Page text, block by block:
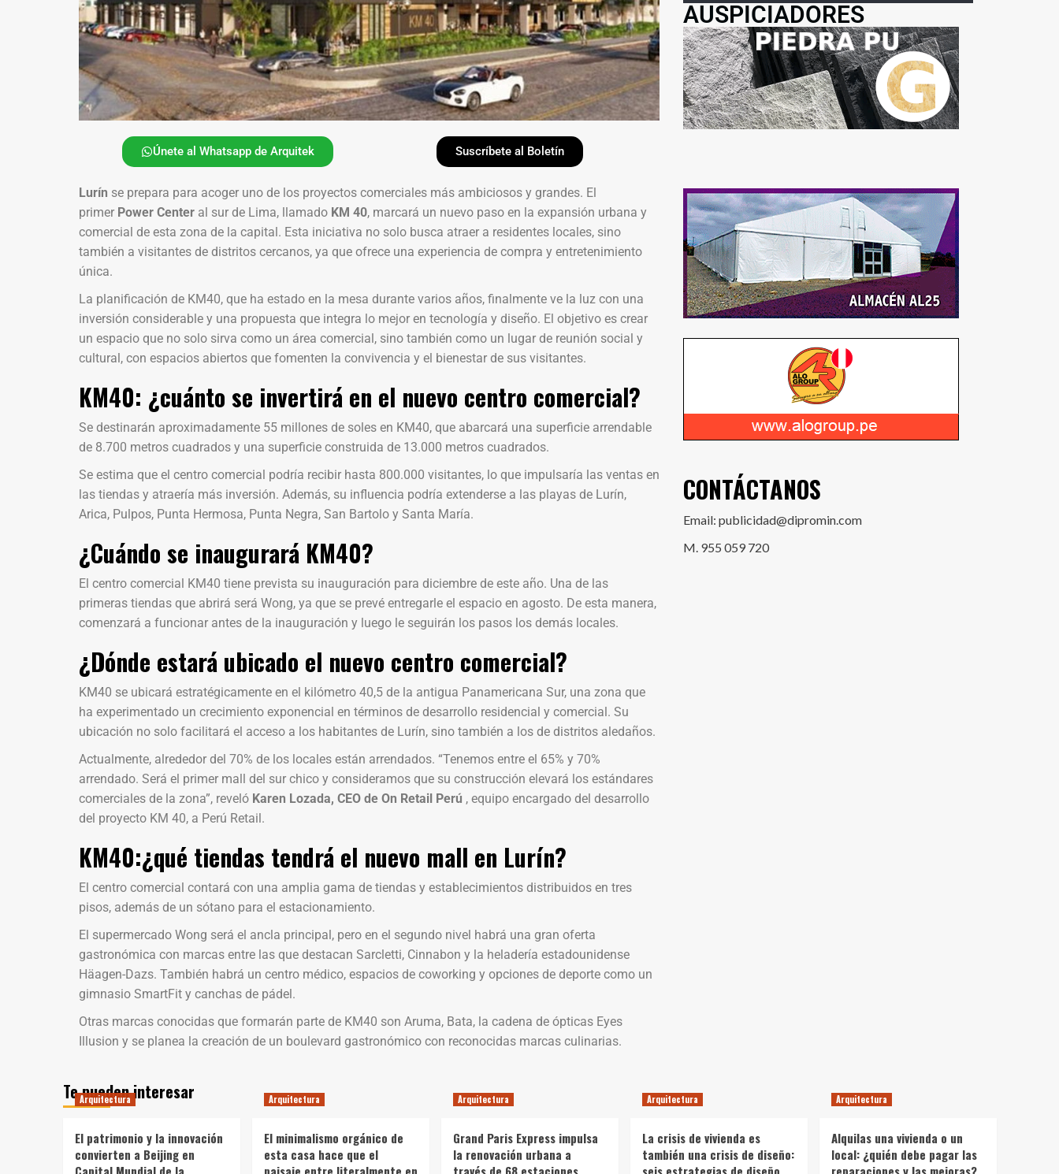
Únete al Whatsapp de Arquitek Suscríbete al Boletín
Lurín se prepara para acoger uno de los proyectos comerciales más ambiciosos y grandes. El
primer Power Centeral sur de Lima, llamado KM 40, marcará un nuevo paso en la expansión urbana y
comercial de esta zona de la capital. Esta iniciativa no solo busca atraer a residentes locales, sino
también a visitantes de distritos cercanos, ya que ofrece una experiencia de compra y entretenimiento
única.
La planificación de KM40, que ha estado en la mesa durante varios años, finalmente ve la luz con una
inversión considerable y una propuesta que integra lo mejor en tecnología y diseño. El objetivo es crear
un espacio que no solo sirva como un área comercial, sino también como un lugar de reunión social y
cultural, con espacios abiertos que fomenten la convivencia y el bienestar de sus visitantes.
KM40: ¿cuánto se invertirá en el nuevo centro comercial?
Se destinarán aproximadamente 55 millones de soles en KM40, que abarcará una superficie arrendable
de 8.700 metros cuadrados y una superficie construida de 13.000 metros cuadrados.
Se estima que el centro comercial podría recibir hasta 800.000 visitantes, lo que impulsaría las ventas en
las tiendas y atraería más inversión. Además, su influencia podría extenderse a las playas de Lurín,
Arica, Pulpos, Punta Hermosa, Punta Negra, San Bartolo y Santa María.
¿Cuándo se inaugurará KM40?
El centro comercial KM40 tiene prevista su inauguración para diciembre de este año. Una de las
primeras tiendas que abrirá será Wong, ya que se prevé entregarle el espacio en agosto. De esta manera,
comenzará a funcionar antes de la inauguración y luego le seguirán los pasos los demás locales.
¿Dónde estará ubicado el nuevo centro comercial?
KM40 se ubicará estratégicamente en el kilómetro 40,5 de la antigua Panamericana Sur, una zona que
ha experimentado un crecimiento exponencial en términos de desarrollo residencial y comercial. Su
ubicación no solo facilitará el acceso a los habitantes de Lurín, sino también a los de distritos aledaños.
Actualmente, alrededor del 70% de los locales están arrendados. “Tenemos entre el 65% y 70%
arrendado. Será el primer mall del sur chico y consideramos que su construcción elevará los estándares
comerciales de la zona”, reveló Karen Lozada, CEO de On Retail Perú , equipo encargado del desarrollo
del proyecto KM 40, a Perú Retail.
KM40:¿qué tiendas tendrá el nuevo mall en Lurín?
El centro comercial contará con una amplia gama de tiendas y establecimientos distribuidos en tres
pisos, además de un sótano para el estacionamiento.
El supermercado Wong será el ancla principal, pero en el segundo nivel habrá una gran oferta
gastronómica con marcas entre las que destacan Sarcletti, Cinnabon y la heladería estadounidense
Häagen-Dazs. También habrá un centro médico, espacios de coworking y opciones de deporte como un
gimnasio SmartFit y canchas de pádel.
Otras marcas conocidas que formarán parte de KM40 son Aruma, Bata, la cadena de ópticas Eyes
Illusion y se planea la creación de un boulevard gastronómico con reconocidas marcas culinarias.
AUSPICIADORES
CONTÁCTANOS
Email: publicidad@dipromin.com
M. 955 059 720
Te pueden interesar
Arquitectura
El patrimonio y la innovación
convierten a Beijing en
Arquitectura
El minimalismo orgánico de
esta casa hace que el
Arquitectura
Grand Paris Express impulsa
la renovación urbana a
Arquitectura
La crisis de vivienda es
también una crisis de diseño:
Arquitectura
Alquilas una vivienda o un
local: ¿quién debe pagar las